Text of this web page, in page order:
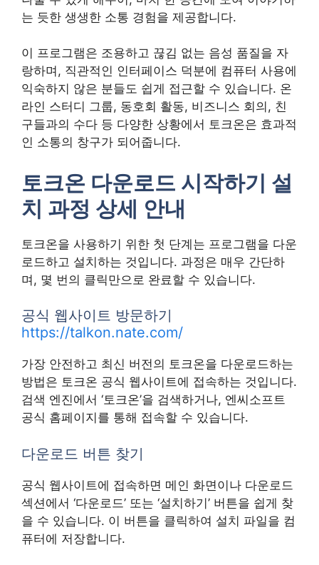
는 듯한 생생한 소통 경험을 제공합니다.
이 프로그램은 조용하고 끊김 없는 음성 품질을 자
랑하며, 직관적인 인터페이스 덕분에 컴퓨터 사용에
익숙하지 않은 분들도 쉽게 접근할 수 있습니다. 온
라인 스터디 그룹, 동호회 활동, 비즈니스 회의, 친
구들과의 수다 등 다양한 상황에서 토크온은 효과적
인 소통의 창구가 되어줍니다.
토크온 다운로드 시작하기 설
치 과정 상세 안내
토크온을 사용하기 위한 첫 단계는 프로그램을 다운
로드하고 설치하는 것입니다. 과정은 매우 간단하
며, 몇 번의 클릭만으로 완료할 수 있습니다.
공식 웹사이트 방문하기
https://talkon.nate.com/
가장 안전하고 최신 버전의 토크온을 다운로드하는
방법은 토크온 공식 웹사이트에 접속하는 것입니다.
검색 엔진에서 ‘토크온’을 검색하거나, 엔씨소프트
공식 홈페이지를 통해 접속할 수 있습니다.
다운로드 버튼 찾기
공식 웹사이트에 접속하면 메인 화면이나 다운로드
섹션에서 ‘다운로드’ 또는 ‘설치하기’ 버튼을 쉽게 찾
을 수 있습니다. 이 버튼을 클릭하여 설치 파일을 컴
퓨터에 저장합니다.